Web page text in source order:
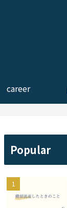
career
Popular